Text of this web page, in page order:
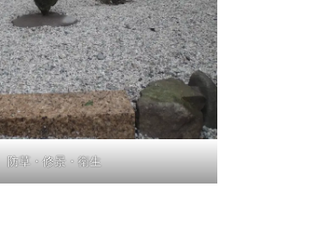
防草・修景・衛生